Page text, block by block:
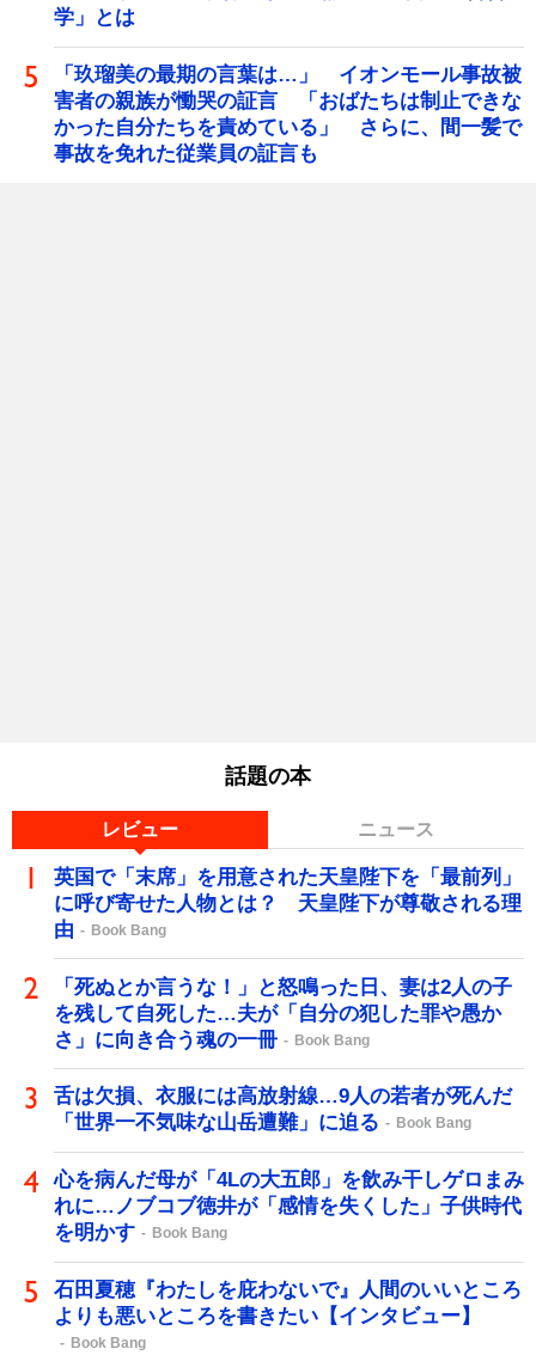
学」とは
「玖瑠美の最期の言葉は…」 イオンモール事故被
害者の親族が慟哭の証言 「おばたちは制止できな
かった自分たちを責めている」 さらに、間一髪で
事故を免れた従業員の証言も
話題の本
レビュー ニュース
英国で「末席」を用意された天皇陛下を「最前列」
に呼び寄せた人物とは？ 天皇陛下が尊敬される理
由
Book Bang
「死ぬとか言うな！」と怒鳴った日、妻は2人の子
を残して自死した…夫が「自分の犯した罪や愚か
さ」に向き合う魂の一冊
Book Bang
舌は欠損、衣服には高放射線…9人の若者が死んだ
「世界一不気味な山岳遭難」に迫る
Book Bang
心を病んだ母が「4Lの大五郎」を飲み干しゲロまみ
れに…ノブコブ徳井が「感情を失くした」子供時代
を明かす
Book Bang
石田夏穂『わたしを庇わないで』人間のいいところ
よりも悪いところを書きたい【インタビュー】
Book Bang